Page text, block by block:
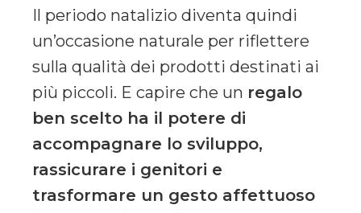
Il periodo natalizio diventa quindi
un’occasione naturale per riflettere
sulla qualità dei prodotti destinati ai
più piccoli. E capire che un regalo
ben scelto ha il potere di
accompagnare lo sviluppo,
rassicurare i genitori e
trasformare un gesto affettuoso